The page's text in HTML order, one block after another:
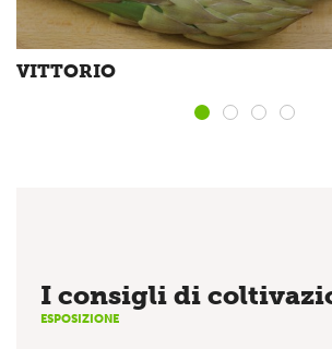
VITTORIO
I consigli di
ESPOSIZIONE